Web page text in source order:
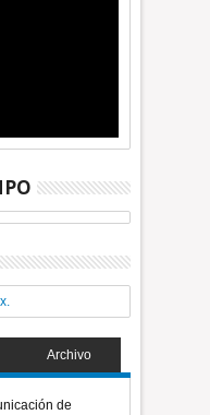
Archivo
de